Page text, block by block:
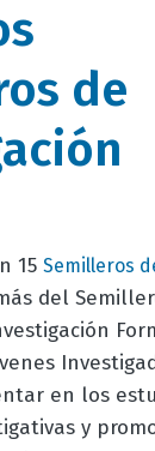
de
15 Semilleros
del
en los
y